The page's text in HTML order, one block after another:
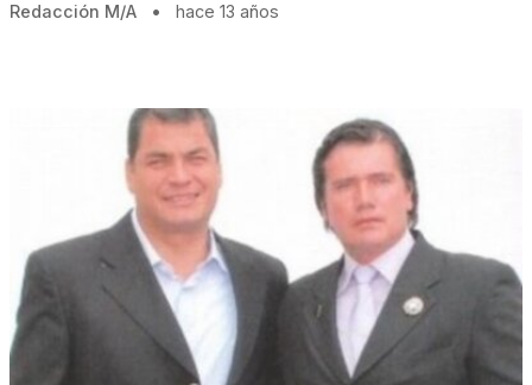
Redacción M/A • hace 13 años